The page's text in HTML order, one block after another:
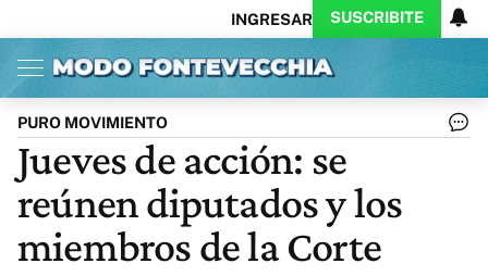
INGRESAR SUSCRIBITE
Inicio Ahora
Opinión
Política
Ciencia
Cultura
Arte
Educación
Internacional
Clima
Deportes
CARAS
Exitoina
Turismo
Videos
Córdoba
Reperfilar
Actualidad
PURO MOVIMIENTO
Jueves de acción: se
reúnen diputados y los
miembros de la Corte